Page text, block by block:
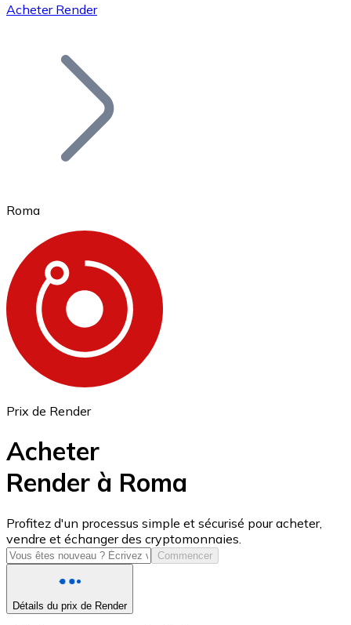
Bitcoin
Ethereum
ETH
USD Coin
USDC
Acheter Render
Roma
Prix de Render
Acheter
Render à Roma
Profitez d'un processus simple et sécurisé pour acheter,
vendre et échanger des cryptomonnaies.
Commencer
Détails du prix de Render